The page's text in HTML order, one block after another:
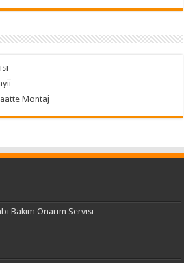
Montaj
Bakım Onarım Servisi